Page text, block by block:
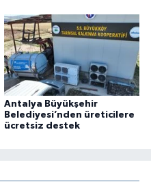
Antalya Büyükşehir
Belediyesi’nden üreticilere
ücretsiz destek